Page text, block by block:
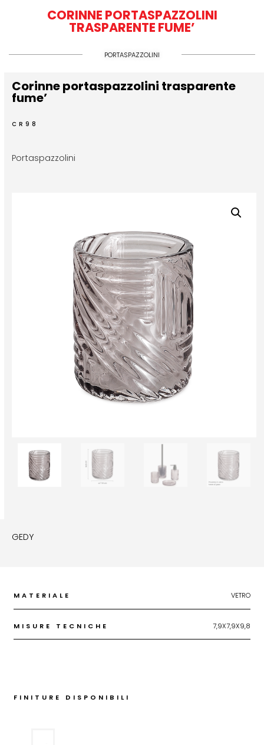
CORINNE PORTASPAZZOLINI
TRASPARENTE FUME’
PORTASPAZZOLINI
Corinne portaspazzolini trasparente
fume’
CR98
Portaspazzolini
GEDY
MATERIALE VETRO
MISURE TECNICHE 7,9X7,9X9,8
FINITURE DISPONIBILI